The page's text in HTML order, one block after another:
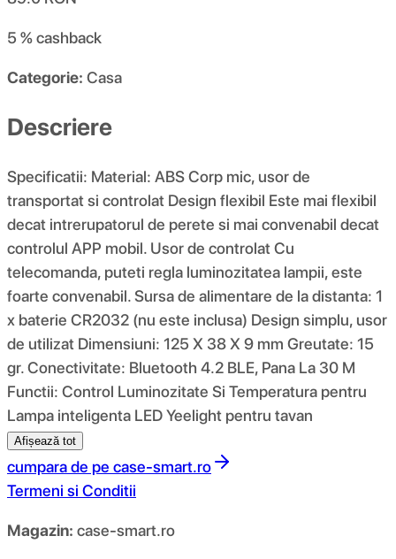
5 %cashback
Categorie: Casa
Descriere
Specificatii: Material: ABS Corp mic, usor de
transportat si controlat Design flexibil Este mai flexibil
decat intrerupatorul de perete si mai convenabil decat
controlul APP mobil. Usor de controlat Cu
telecomanda, puteti regla luminozitatea lampii, este
foarte convenabil. Sursa de alimentare de la distanta: 1
x baterie CR2032 (nu este inclusa) Design simplu, usor
de utilizat Dimensiuni: 125 X 38 X 9 mm Greutate: 15
gr. Conectivitate: Bluetooth 4.2 BLE, Pana La 30 M
Functii: Control Luminozitate Si Temperatura pentru
Lampa inteligenta LED Yeelight pentru tavan
Afișează tot
cumpara de pe case-smart.ro
Termeni si Conditii
Magazin: case-smart.ro